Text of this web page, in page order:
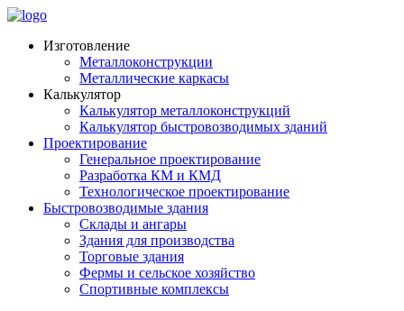
Изготовление
Металлоконструкции
Металлические каркасы
Калькулятор
Калькулятор металлоконструкций
Калькулятор быстровозводимых зданий
Проектирование
Генеральное проектирование
Разработка КМ и КМД
Технологическое проектирование
Быстровозводимые здания
Склады и ангары
Здания для производства
Торговые здания
Фермы и сельское хозяйство
Спортивные комплексы